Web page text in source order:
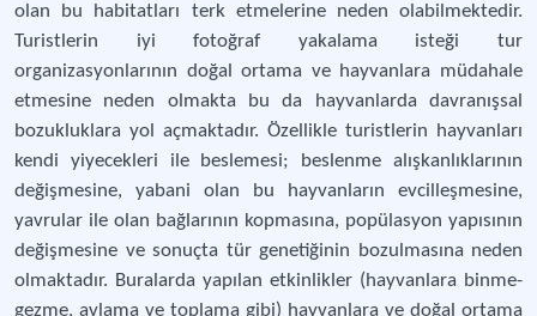
olan bu habitatları terk etmelerine neden olabilmektedir.
Turistlerin iyi fotoğraf yakalama isteği tur
organizasyonlarının doğal ortama ve hayvanlara müdahale
etmesine neden olmakta bu da hayvanlarda davranışsal
bozukluklara yol açmaktadır. Özellikle turistlerin hayvanları
kendi yiyecekleri ile beslemesi; beslenme alışkanlıklarının
değişmesine, yabani olan bu hayvanların evcilleşmesine,
yavrular ile olan bağlarının kopmasına, popülasyon yapısının
değişmesine ve sonuçta tür genetiğinin bozulmasına neden
olmaktadır. Buralarda yapılan etkinlikler (hayvanlara binme-
gezme, avlama ve toplama gibi) hayvanlara ve doğal ortama